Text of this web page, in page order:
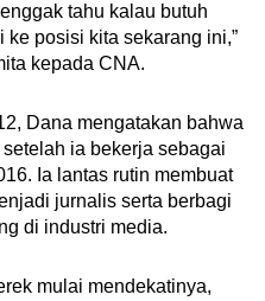
tahu kalau butuh
posisi kita sekarang ini,”
kepada CNA.
Dana mengatakan bahwa
ia bekerja sebagai
Ia lantas rutin membuat
jurnalis serta berbagi
di industri media.
mulai mendekatinya,